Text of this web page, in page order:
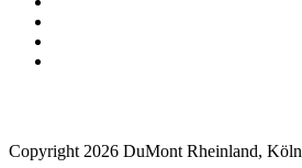
Copyright 2026 DuMont Rheinland, Köln